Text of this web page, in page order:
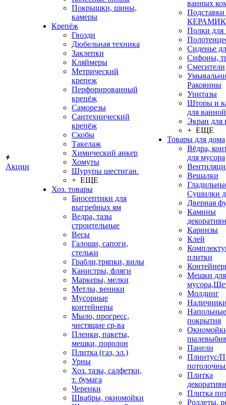
Акции
Покрышки, шины,
камеры
Крепёж
Гвозди
Дюбельная техника
Заклепки
Кляймеры
Метрический
крепеж
Перфорированный
крепёж
Саморезы
Сантехнический
крепёж
Скобы
Такелаж
Химический анкер
Хомуты
Шурупы шестиган.
+ ЕЩЕ
Хоз. товары
Биосептики для
выгребных ям
Ведра, тазы
строительные
Весы
Галоши, сапоги,
стельки
Грабли,тряпки, вилы
Канистры, фляги
Маркеры, мелки
Метлы, веники
Мусорные
контейнеры
Мыло, прогресс,
чистящие ср-ва
Пленки, пакеты,
мешки, поролон
Плитка (газ, эл.)
Урны
Хоз. тазы, салфетки,
т. бумага
Черенки
Швабры, окномойки
ванных
Полки для
Сиденье
Сифоны,
Смесители
Раковины
Унитазы
Шторы и
для ванной
Экран для
+ ЕЩЕ
Товары для дома
Вёдра,
для мусора
Вешалки
Сушилки
Дверная
Камины
Карнизы
Клей
плитки
Мешки для
Молдинг
Напольные
покрытия
Панели
Плинтус/
Плитка
Плитка
Роллеты,